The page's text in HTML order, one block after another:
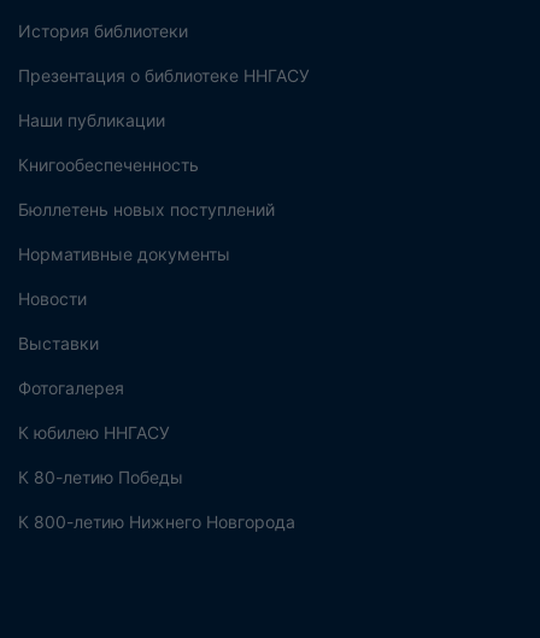
История библиотеки
Презентация о библиотеке ННГАСУ
Наши публикации
Книгообеспеченность
Бюллетень новых поступлений
Нормативные документы
Новости
Выставки
Фотогалерея
К юбилею ННГАСУ
К 80-летию Победы
К 800-летию Нижнего Новгорода